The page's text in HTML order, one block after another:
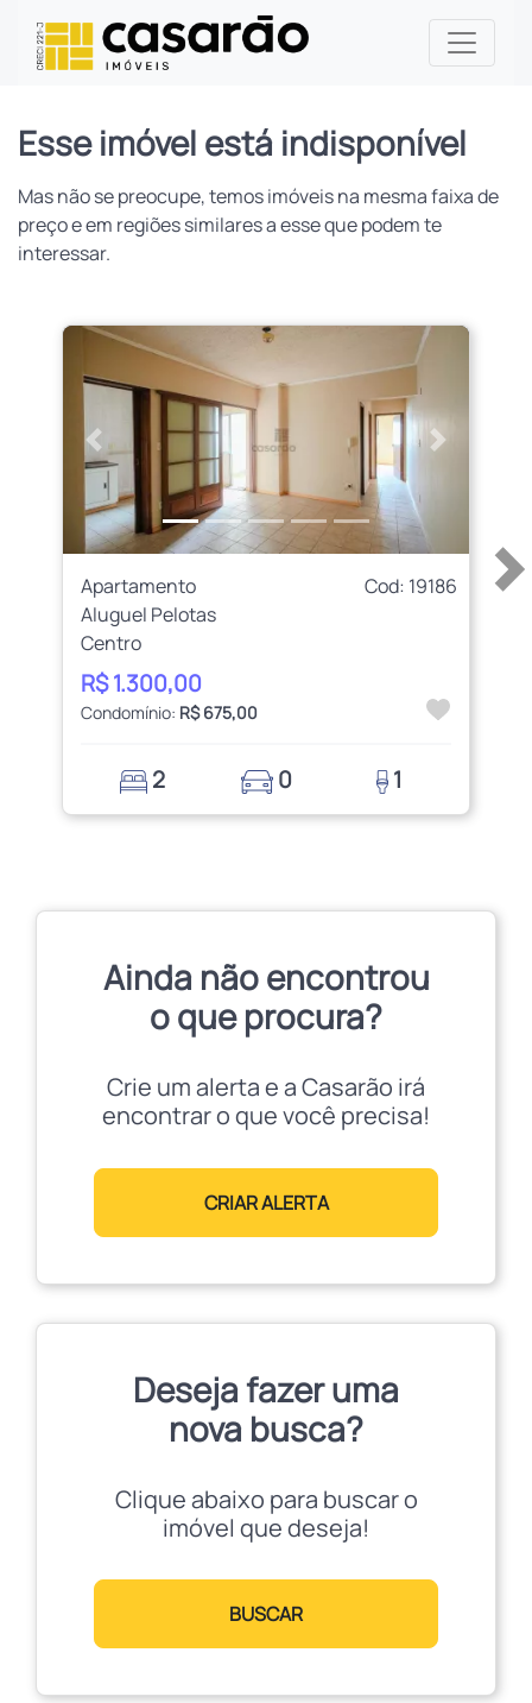
Esse imóvel está indisponível
Mas não se preocupe, temos imóveis na mesma faixa de
preço e em regiões similares a esse que podem te
interessar.
Anterior Próximo
Apartamento
Cod: 19186
Aluguel Pelotas
Centro
R$ 1.300,00
Condomínio: R$ 675,00
2 0 1
Ainda não encontrou
o que procura?
Crie um alerta e a Casarão irá
encontrar o que você precisa!
CRIAR ALERTA
Deseja fazer uma
nova busca?
Clique abaixo para buscar o
imóvel que deseja!
BUSCAR